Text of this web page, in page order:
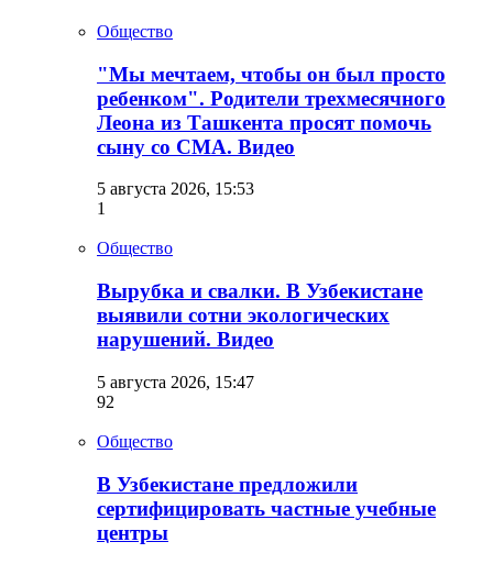
Общество
"Мы мечтаем, чтобы он был просто
ребенком". Родители трехмесячного
Леона из Ташкента просят помочь
сыну со СМА. Видео
5 августа 2026, 15:53
1
Общество
Вырубка и свалки. В Узбекистане
выявили сотни экологических
нарушений. Видео
5 августа 2026, 15:47
92
Общество
В Узбекистане предложили
сертифицировать частные учебные
центры